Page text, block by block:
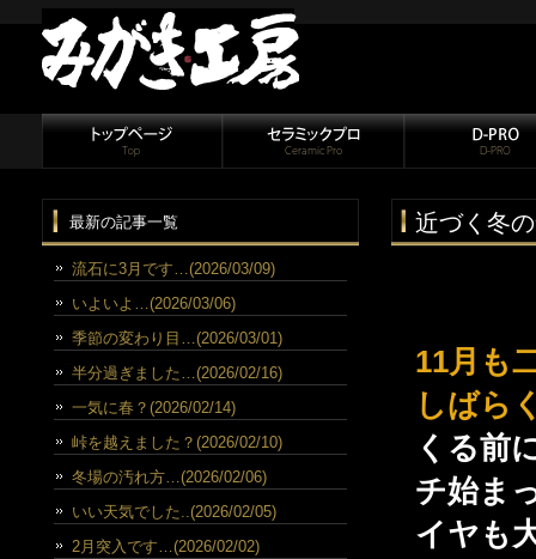
近づく冬
11月も
しばら
くる前
チ始ま
イヤも
最新の記事一覧
流石に3月です…(2026/03/09)
いよいよ…(2026/03/06)
季節の変わり目…(2026/03/01)
半分過ぎました…(2026/02/16)
一気に春？(2026/02/14)
峠を越えました？(2026/02/10)
冬場の汚れ方…(2026/02/06)
いい天気でした..(2026/02/05)
2月突入です…(2026/02/02)